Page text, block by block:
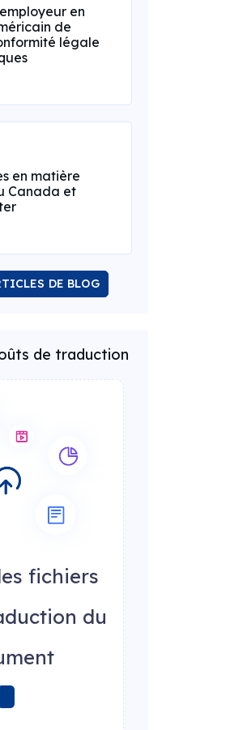
en
de
légale
en matière
Canada et
DE BLOG
de traduction
fichiers
du